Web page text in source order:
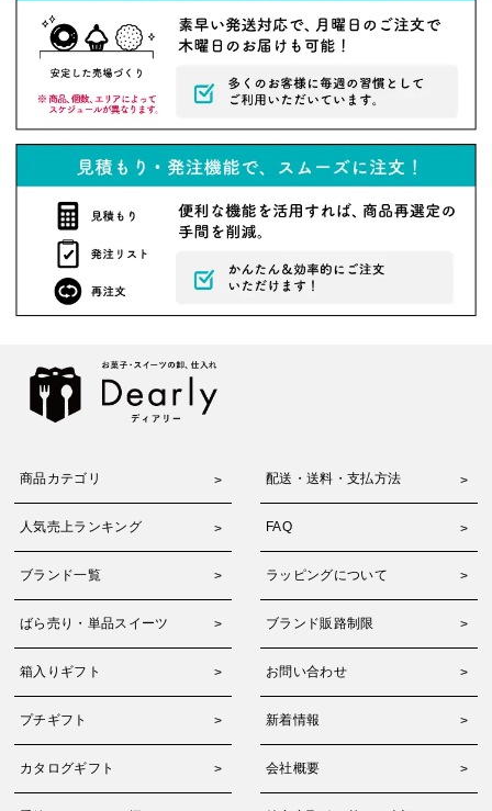
商品カテゴリ 配送・送料・支払方法
人気売上ランキング FAQ
ブランド一覧 ラッピングについて
ばら売り・単品スイーツ ブランド販路制限
箱入りギフト お問い合わせ
プチギフト 新着情報
カタログギフト 会社概要